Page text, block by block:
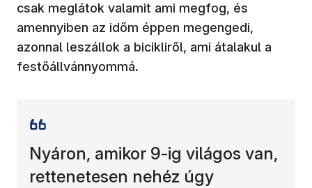
csak meglátok valamit ami megfog, és
amennyiben az időm éppen megengedi,
azonnal leszállok a bicikliről, ami átalakul a
festőállvánnyommá.
Nyáron, amikor 9-ig világos van,
rettenetesen nehéz úgy